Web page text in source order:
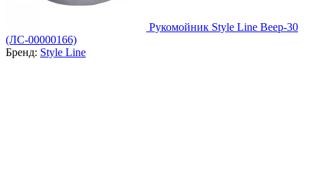
Рукомойник Style Line Веер-30
(ЛС-00000166)
Бренд: Style Line